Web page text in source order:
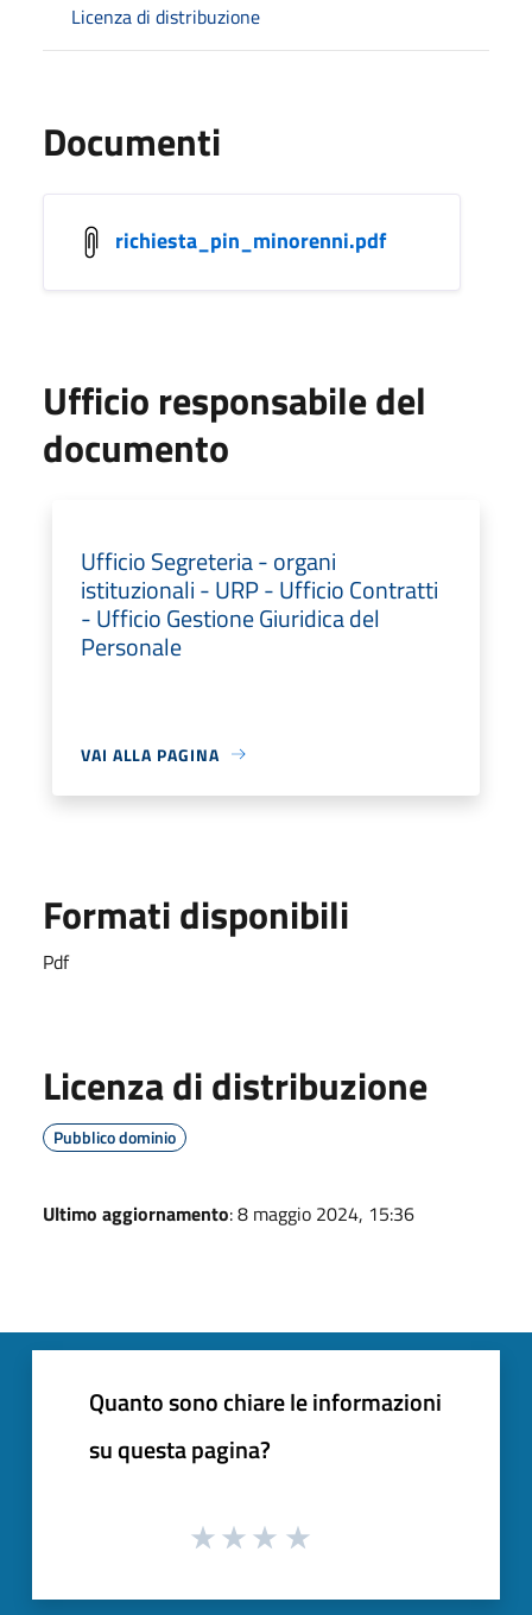
Licenza di distribuzione
Documenti
richiesta_pin_minorenni.pdf
Ufficio responsabile del
documento
Ufficio Segreteria - organi
istituzionali - URP - Ufficio Contratti
- Ufficio Gestione Giuridica del
Personale
VAI ALLA PAGINA
Formati disponibili
Pdf
Licenza di distribuzione
Pubblico dominio
Ultimo aggiornamento: 8 maggio 2024, 15:36
Quanto sono chiare le informazioni
su questa pagina?